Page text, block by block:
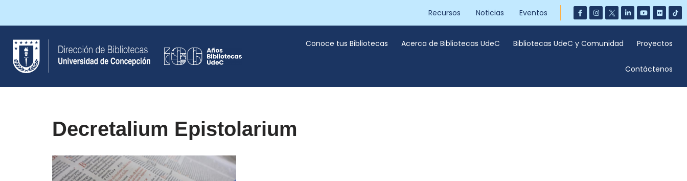
Saltar
al
contenido
Recursos Noticias Eventos
Conoce tus Bibliotecas Acerca de Bibliotecas UdeC Bibliotecas UdeC y Comunidad Proyectos
Contáctenos
Decretalium Epistolarium